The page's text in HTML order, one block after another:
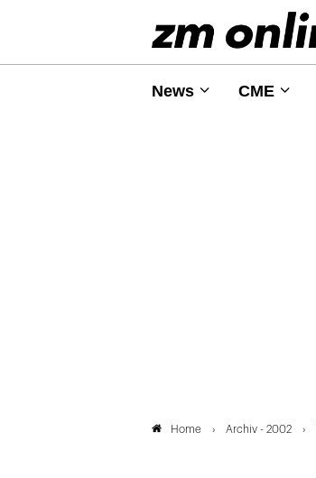
News CME
Home Archiv - 2002